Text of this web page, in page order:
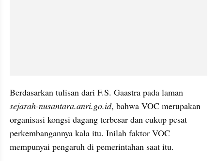
sejarah-nusantara.anri.go.id, bahwa VOC merupakan
organisasi kongsi dagang terbesar dan cukup pesat
perkembangannya kala itu. Inilah faktor VOC
mempunyai pengaruh di pemerintahan saat itu.